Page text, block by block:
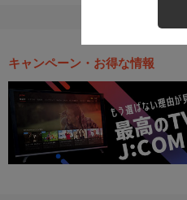
キャンペーン・お得な情報